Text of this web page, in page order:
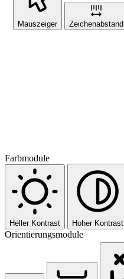
Mauszeiger Zeichenabstand
Farbmodule
Heller Kontrast Hoher Kontrast
Orientierungsmodule